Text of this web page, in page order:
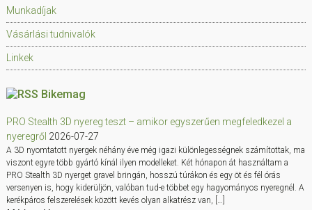
Munkadíjak
Vásárlási tudnivalók
Linkek
Bikemag
PRO Stealth 3D nyereg teszt – amikor egyszerűen megfeledkezel a
nyeregről 2026-07-27
A 3D nyomtatott nyergek néhány éve még igazi különlegességnek számítottak, ma
viszont egyre több gyártó kínál ilyen modelleket. Két hónapon át használtam a
PRO Stealth 3D nyerget gravel bringán, hosszú túrákon és egy öt és fél órás
versenyen is, hogy kiderüljön, valóban tud-e többet egy hagyományos nyeregnél. A
kerékpáros felszerelések között kevés olyan alkatrész van, […]